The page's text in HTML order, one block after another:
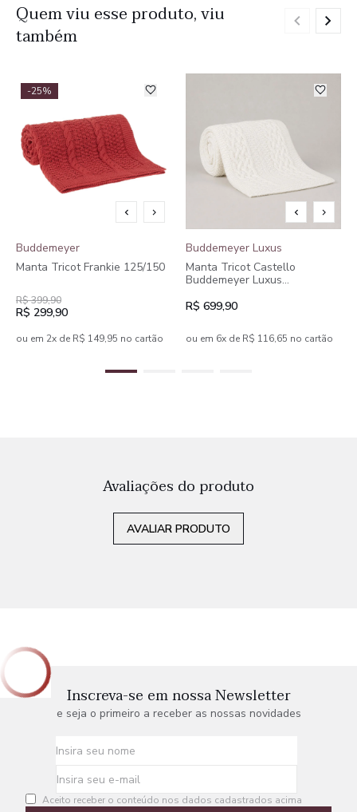
Quem viu esse produto, viu
também
-25%
Buddemeyer
Manta Tricot Frankie 125/150
R$ 399,90
R$ 299,90
ou em 2x de R$ 149,95 no cartão
Buddemeyer Luxus
Manta Tricot Castello
Buddemeyer Luxus
R$ 699,90
ou em 6x de R$ 116,65 no cartão
Avaliações do produto
AVALIAR PRODUTO
Inscreva-se em nossa Newsletter
e seja o primeiro a receber as nossas novidades
Aceito receber o conteúdo nos dados cadastrados acima